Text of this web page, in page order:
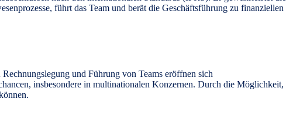
, führt das Team und berät die Geschäftsführung zu finanziellen
und Führung von Teams eröffnen sich
insbesondere in multinationalen Konzernen. Durch die Möglichkeit,